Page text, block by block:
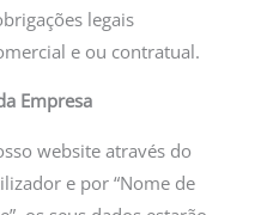
legais
e ou contratual.
Empresa
website através do
e por “Nome de